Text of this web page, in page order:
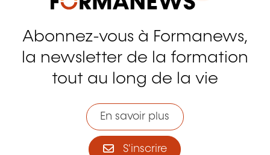
Abonnez-vous à Formanews,
la newsletter de la formation
tout au long de la vie
En savoir plus
S'inscrire